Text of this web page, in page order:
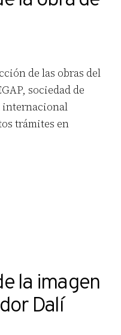
de las obras del
sociedad de
internacional
trámites en
la imagen
Dalí